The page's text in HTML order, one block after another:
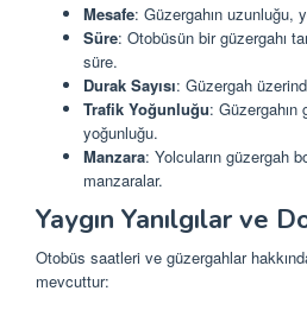
Mesafe: Güzergahın uzunluğu,
Süre: Otobüsün bir güzergahı
süre.
Durak Sayısı: Güzergah
Trafik Yoğunluğu:
yoğunluğu.
Manzara: Yolcuların güzergah
manzaralar.
Yaygın Yanılgılar ve
Otobüs saatleri ve güzergahlar
mevcuttur: